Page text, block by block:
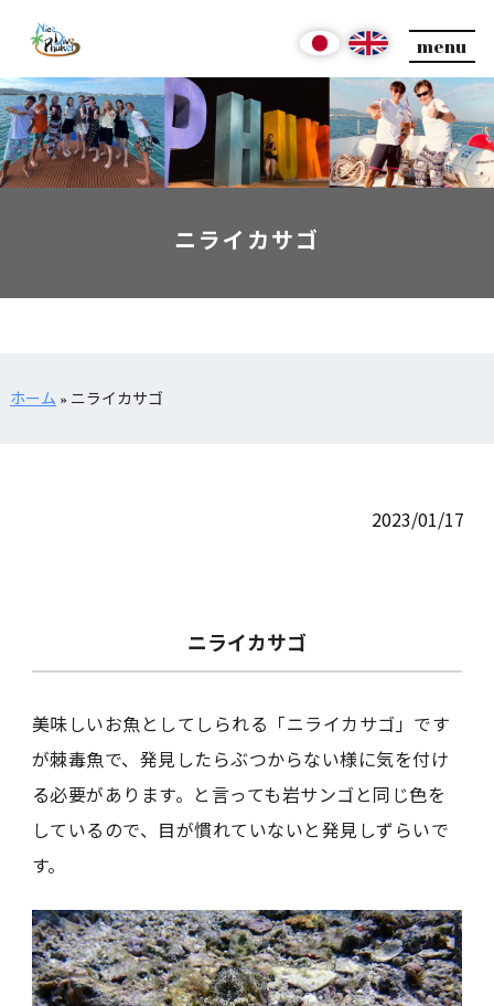
menu
ニライカサゴ
ホーム » ニライカサゴ
2023/01/17
ニライカサゴ
美味しいお魚としてしられる「ニライカサゴ」です
が棘毒魚で、発見したらぶつからない様に気を付け
る必要があります。と言っても岩サンゴと同じ色を
しているので、目が慣れていないと発見しずらいで
す。